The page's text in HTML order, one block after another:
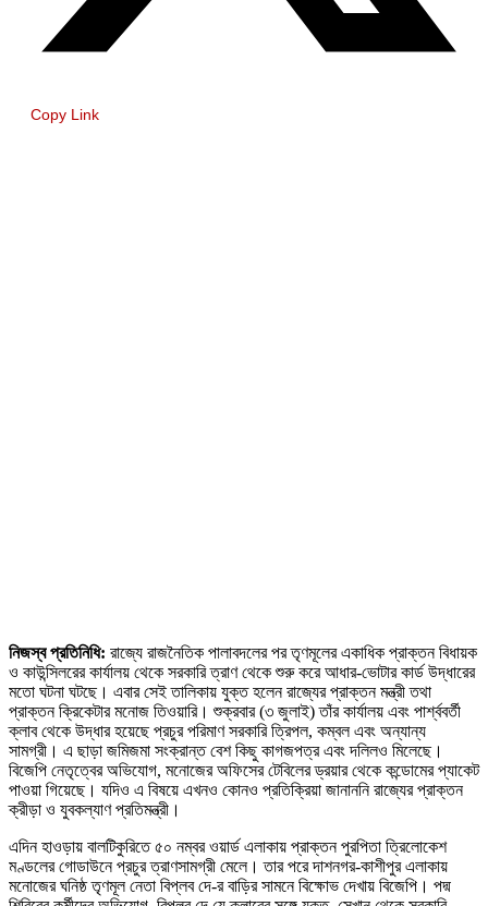
Copy Link
নিজস্ব প্রতিনিধি: রাজ্যে রাজনৈতিক পালাবদলের পর তৃণমূলের একাধিক প্রাক্তন বিধায়ক
ও কাউন্সিলরের কার্যালয় থেকে সরকারি ত্রাণ থেকে শুরু করে আধার-ভোটার কার্ড উদ্ধারের
মতো ঘটনা ঘটছে। এবার সেই তালিকায় যুক্ত হলেন রাজ্যের প্রাক্তন মন্ত্রী তথা
প্রাক্তন ক্রিকেটার মনোজ তিওয়ারি। শুক্রবার (৩ জুলাই) তাঁর কার্যালয় এবং পার্শ্ববর্তী
ক্লাব থেকে উদ্ধার হয়েছে প্রচুর পরিমাণ সরকারি ত্রিপল, কম্বল এবং অন্যান্য
সামগ্রী। এ ছাড়া জমিজমা সংক্রান্ত বেশ কিছু কাগজপত্র এবং দলিলও মিলেছে।
বিজেপি নেতৃত্বের অভিযোগ, মনোজের অফিসের টেবিলের ড্রয়ার থেকে কন্ডোমের প্যাকেট
পাওয়া গিয়েছে। যদিও এ বিষয়ে এখনও কোনও প্রতিক্রিয়া জানাননি রাজ্যের প্রাক্তন
ক্রীড়া ও যুবকল্যাণ প্রতিমন্ত্রী।
এদিন হাওড়ায় বালটিকুরিতে ৫০ নম্বর ওয়ার্ড এলাকায় প্রাক্তন পুরপিতা ত্রিলোকেশ
মণ্ডলের গোডাউনে প্রচুর ত্রাণসামগ্রী মেলে। তার পরে দাশনগর-কাশীপুর এলাকায়
মনোজের ঘনিষ্ঠ তৃণমূল নেতা বিপ্লব দে-র বাড়ির সামনে বিক্ষোভ দেখায় বিজেপি। পদ্ম